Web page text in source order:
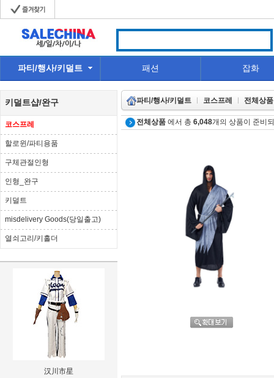
파티/행사/키덜트 패션 잡화
키덜트샵/완구
코스프레
할로윈/파티용품
구체관절인형
인형_완구
키덜트
misdelivery Goods(당일출고)
열쇠고리/키홀더
파티/행사/키덜트 코스프레 전체상품
전체상품 에서 총 6,048개의 상품이 준비